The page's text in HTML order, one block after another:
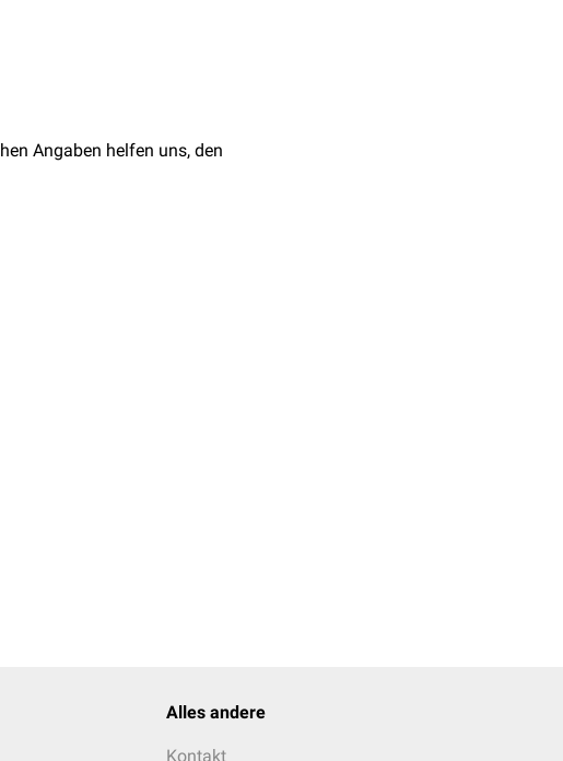
Angaben helfen uns, den
Alles andere
Kontakt